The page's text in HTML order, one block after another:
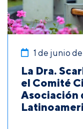
1 de junio
La Dra.
el Comité
Asociación